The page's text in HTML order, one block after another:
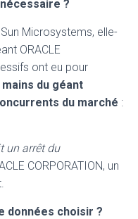
?
Microsystems, elle-
ORACLE
ont eu pour
du géant
du marché :
un arrêt du
CORPORATION, un
données choisir ?